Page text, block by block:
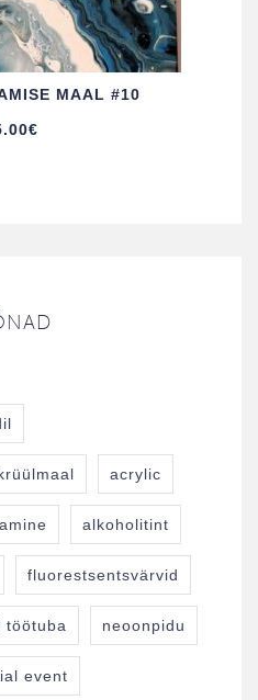
MAAL #10
€
acrylic
alkoholitint
fluorestsentsvärvid
töötuba neoonpidu
event